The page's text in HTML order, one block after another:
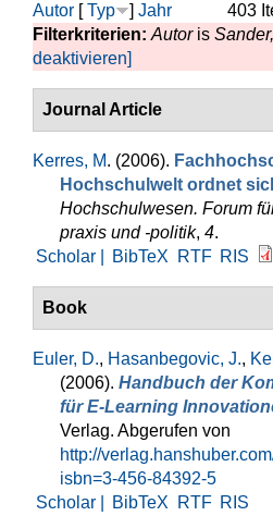
403
Autor [Typ ] Jahr
Filterkriterien: Autoris
deaktivieren]
Journal Article
Kerres, M. (2006).
Hochschulwelt ordnet
Hochschulwesen. Forum
praxis und -politik, 4.
Scholar |
BibTeX RTF RIS
Book
Euler, D., Hasanbegovic, J.,
(2006). Handbuch der
für E-Learning
Verlag. Abgerufen von
http://
isbn=3-456-84392-5
Scholar |
BibTeX RTF RIS